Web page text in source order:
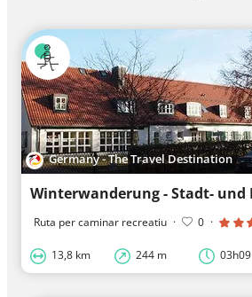
Germany - The Travel Destination
Ruta per caminar recreatiu · 0 ·
13,8 km 244 m 03h09